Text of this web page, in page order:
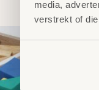
media,
verstrekt of